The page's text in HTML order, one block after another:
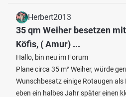
Herbert2013
35 qm Weiher besetzen
Köfis, ( Amur) ...
Hallo, bin neu im Forum
Plane circa 35 m² Weiher, würde
Wunschbesatz einige Rotaugen
eben ein halbes Jahr später einen